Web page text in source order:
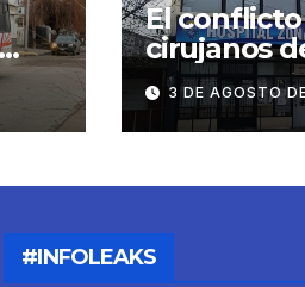
El
cirujanos
sigue sin
3 DE AGOSTO
#INFOLEAKS